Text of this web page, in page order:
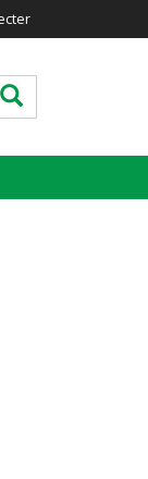
Rechercher